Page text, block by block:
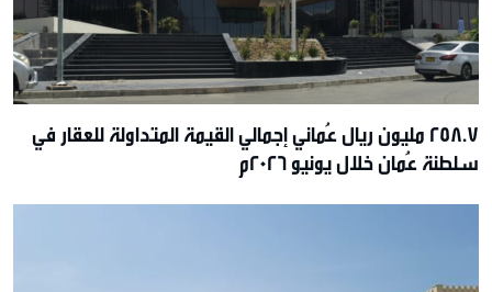
258.7 مليون ريال عُماني إجمالي القيمة المتداولة للعقار في
سلطنة عُمان خلال يونيو 2026م